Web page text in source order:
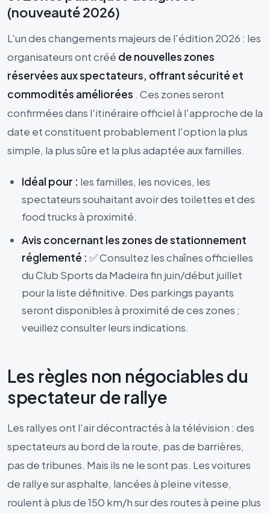
(nouveauté 2026)
L'un des changements majeurs de l'édition 2026 : les
organisateurs ont créé de nouvelles zones
réservées aux spectateurs, offrant sécurité et
commodités améliorées . Ces zones seront
confirmées dans l'itinéraire officiel à l'approche de la
date et constituent probablement l'option la plus
simple, la plus sûre et la plus adaptée aux familles.
Idéal pour : les familles, les novices, les
spectateurs souhaitant avoir des toilettes et des
food trucks à proximité.
Avis concernant les zones de stationnement
réglementé : ✅ Consultez les chaînes officielles
du Club Sports da Madeira fin juin/début juillet
pour la liste définitive. Des parkings payants
seront disponibles à proximité de ces zones ;
veuillez consulter leurs indications.
Les règles non négociables du
spectateur de rallye
Les rallyes ont l'air décontractés à la télévision : des
spectateurs au bord de la route, pas de barrières,
pas de tribunes. Mais ils ne le sont pas. Les voitures
de rallye sur asphalte, lancées à pleine vitesse,
roulent à plus de 150 km/h sur des routes à peine plus